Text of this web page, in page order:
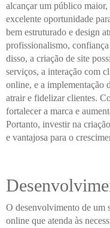
alcançar um público maior,
excelente oportunidade
bem estruturado e design
profissionalismo,
disso, a criação de site
serviços, a interação com
online, e a implementação
atrair e fidelizar clientes.
fortalecer a marca e
Portanto, investir na
e vantajosa para o
O desenvolvimento de um
online que atenda às